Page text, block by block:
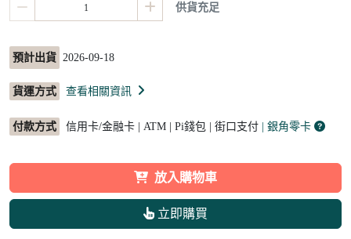
供貨充足
預計出貨 2026-09-18
貨運方式 查看相關資訊
付款方式 信用卡/金融卡 | ATM | Pi錢包 | 街口支付 | 銀角零卡
放入購物車
立即購買